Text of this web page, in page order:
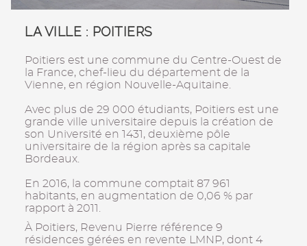
LA VILLE : POITIERS
Poitiers est une commune du Centre-Ouest de
la France, chef-lieu du département de la
Vienne, en région Nouvelle-Aquitaine.
Avec plus de 29 000 étudiants, Poitiers est une
grande ville universitaire depuis la création de
son Université en 1431, deuxième pôle
universitaire de la région après sa capitale
Bordeaux.
En 2016, la commune comptait 87 961
habitants, en augmentation de 0,06 % par
rapport à 2011.
À Poitiers, Revenu Pierre référence 9
résidences gérées en revente LMNP, dont 4